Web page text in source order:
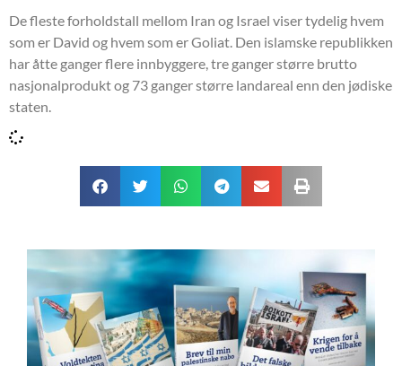
De fleste forholdstall mellom Iran og Israel viser tydelig hvem
som er David og hvem som er Goliat. Den islamske republikken
har åtte ganger flere innbyggere, tre ganger større brutto
nasjonalprodukt og 73 ganger større landareal enn den jødiske
staten.